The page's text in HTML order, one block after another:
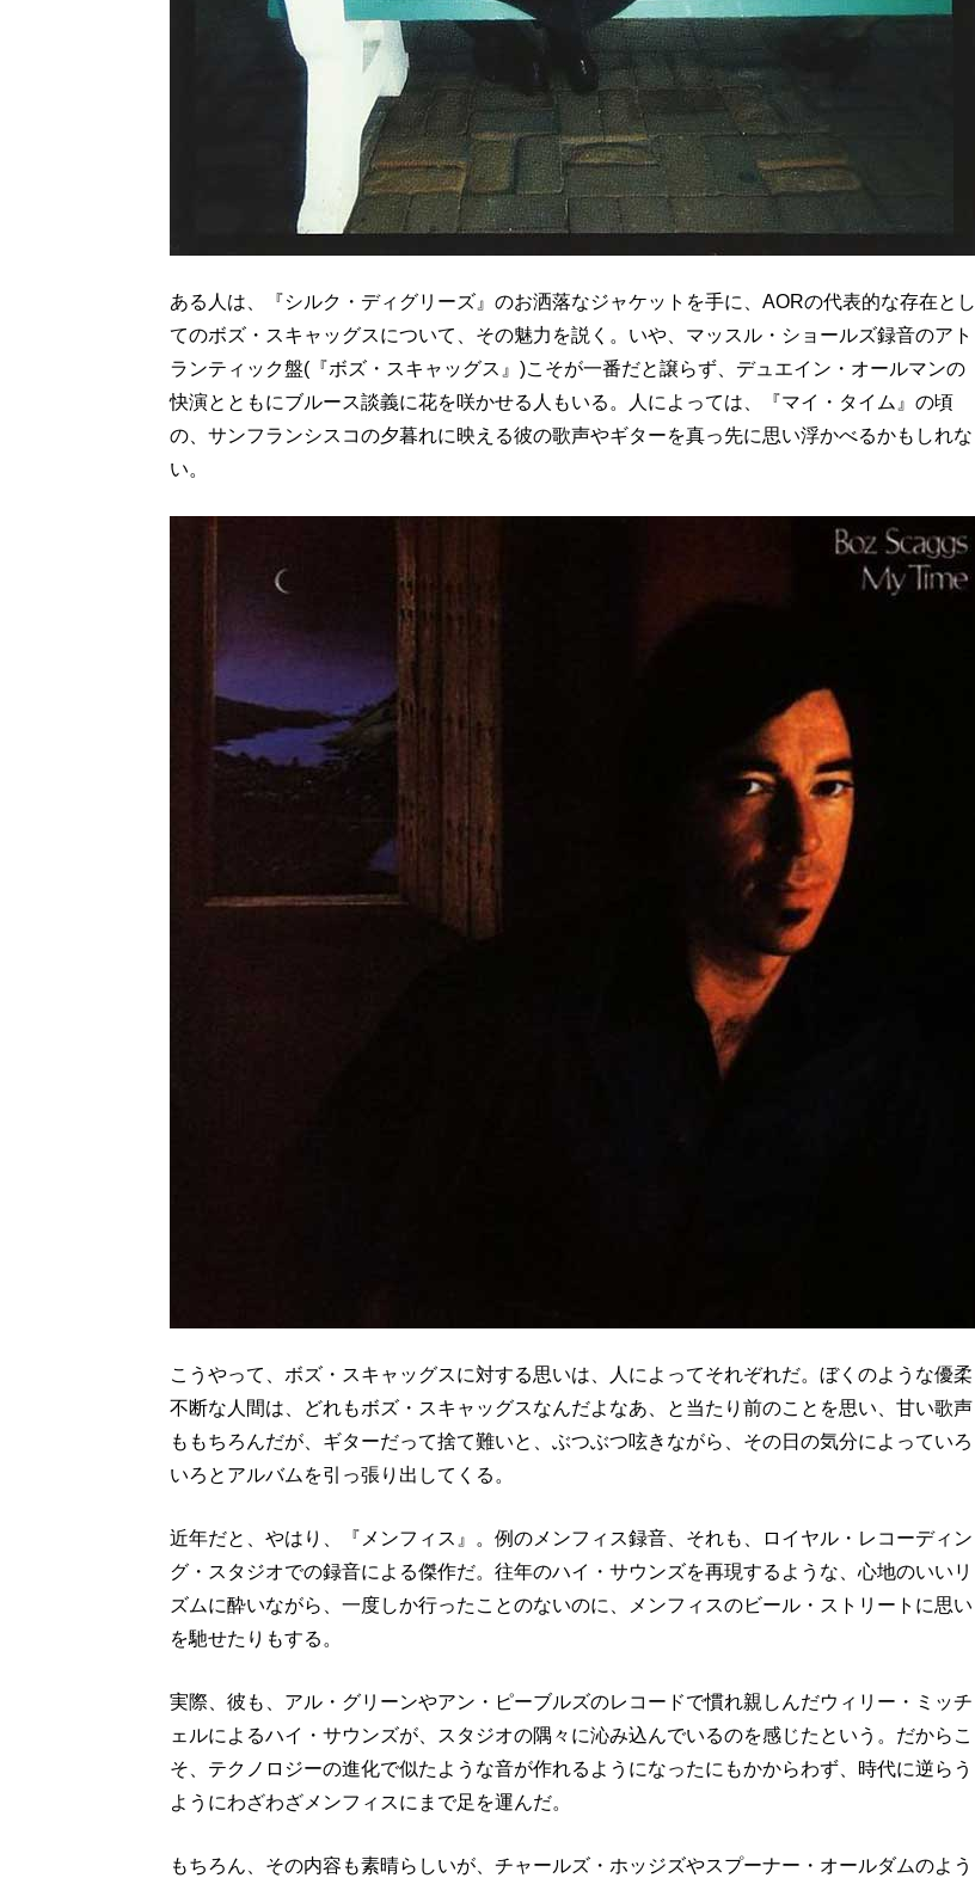
ある人は、『シルク・ディグリーズ』のお洒落なジャケットを手に、AORの代表的な存在とし
てのボズ・スキャッグスについて、その魅力を説く。いや、マッスル・ショールズ録音のアト
ランティック盤(『ボズ・スキャッグス』)こそが一番だと譲らず、デュエイン・オールマンの
快演とともにブルース談義に花を咲かせる人もいる。人によっては、『マイ・タイム』の頃
の、サンフランシスコの夕暮れに映える彼の歌声やギターを真っ先に思い浮かべるかもしれな
い。
こうやって、ボズ・スキャッグスに対する思いは、人によってそれぞれだ。ぼくのような優柔
不断な人間は、どれもボズ・スキャッグスなんだよなあ、と当たり前のことを思い、甘い歌声
ももちろんだが、ギターだって捨て難いと、ぶつぶつ呟きながら、その日の気分によっていろ
いろとアルバムを引っ張り出してくる。
近年だと、やはり、『メンフィス』。例のメンフィス録音、それも、ロイヤル・レコーディン
グ・スタジオでの録音による傑作だ。往年のハイ・サウンズを再現するような、心地のいいリ
ズムに酔いながら、一度しか行ったことのないのに、メンフィスのビール・ストリートに思い
を馳せたりもする。
実際、彼も、アル・グリーンやアン・ピーブルズのレコードで慣れ親しんだウィリー・ミッチ
ェルによるハイ・サウンズが、スタジオの隅々に沁み込んでいるのを感じたという。だからこ
そ、テクノロジーの進化で似たような音が作れるようになったにもかからわず、時代に逆らう
ようにわざわざメンフィスにまで足を運んだ。
もちろん、その内容も素晴らしいが、チャールズ・ホッジズやスプーナー・オールダムのよう